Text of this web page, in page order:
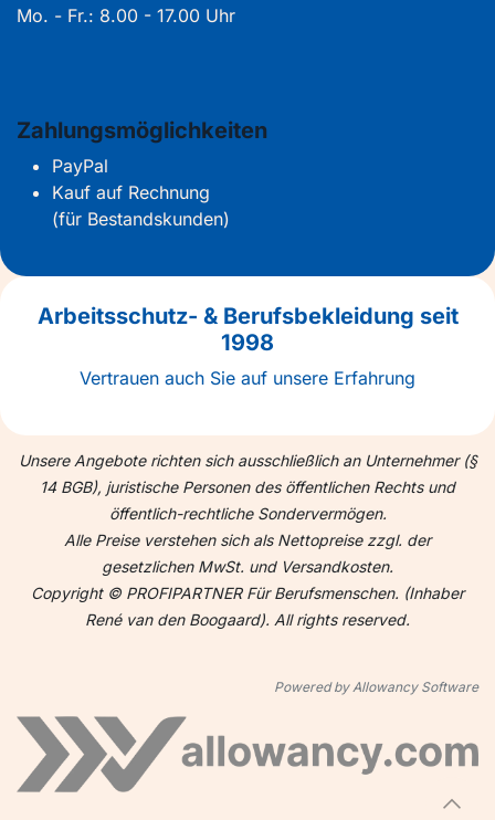
Mo. - Fr.: 8.00 - 17.00 Uhr
Zahlungsmöglichkeiten
PayPal
Kauf auf Rechnung
(für Bestandskunden)
Arbeitsschutz- & Berufsbekleidung seit
1998
Vertrauen auch Sie auf unsere Erfahrung
Unsere Angebote richten sich ausschließlich an Unternehmer (§
14 BGB), juristische Personen des öffentlichen Rechts und
öffentlich-rechtliche Sondervermögen.
Alle Preise verstehen sich als Nettopreise zzgl. der
gesetzlichen MwSt. und Versandkosten.
Copyright © PROFIPARTNER Für Berufsmenschen. (Inhaber
René van den Boogaard). All rights reserved.
Powered by Allowancy Software